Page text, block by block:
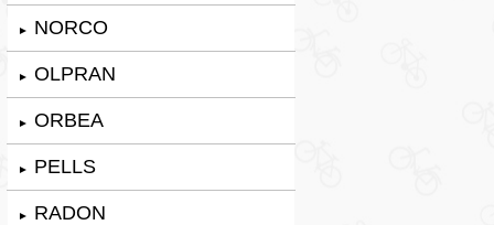
► NORCO
► OLPRAN
► ORBEA
► PELLS
► RADON